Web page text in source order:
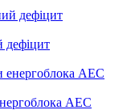
дефіцит
АЕС